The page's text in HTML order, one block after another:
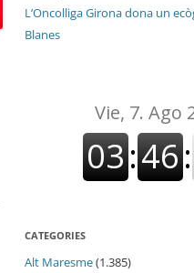
L’Oncolliga Girona dona un
Blanes
CATEGORIES
Alt Maresme(1.385)